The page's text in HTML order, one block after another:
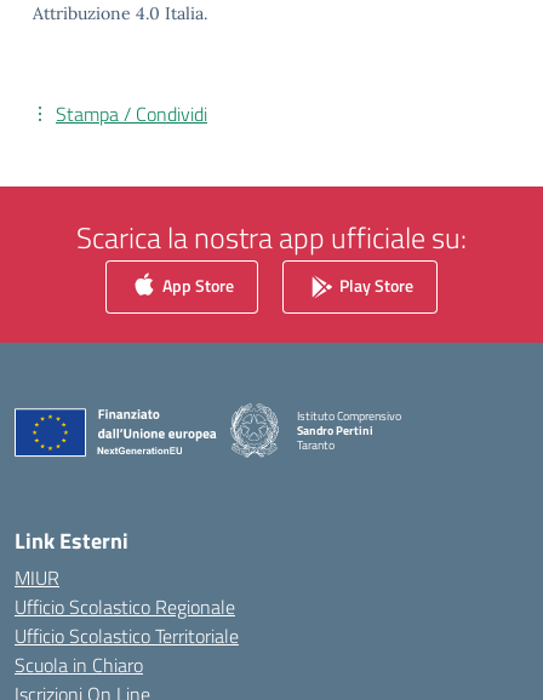
Attribuzione 4.0 Italia.
Stampa / Condividi
Scarica la nostra app ufficiale su:
App Store Play Store
Istituto Comprensivo
Sandro Pertini
Taranto
Link Esterni
MIUR
Ufficio Scolastico Regionale
Ufficio Scolastico Territoriale
Scuola in Chiaro
Iscrizioni On Line